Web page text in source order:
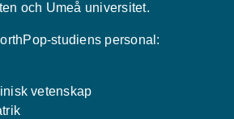
och Umeå universitet.
studiens personal:
vetenskap